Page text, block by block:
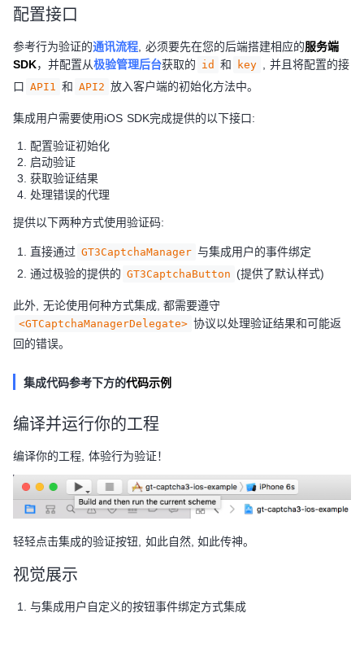
配置接口
参考行为验证的通讯流程 , 必须要先在您的后端搭建相应的服务端
SDK，并配置从极验管理后台获取的 id 和 key
, 并且将配置的接
口 API1 和 API2 放入客户端的初始化方法中。
集成用户需要使用iOS SDK完成提供的以下接口:
配置验证初始化
启动验证
获取验证结果
处理错误的代理
提供以下两种方式使用验证码:
直接通过 GT3CaptchaManager 与集成用户的事件绑定
通过极验的提供的 GT3CaptchaButton (提供了默认样式)
此外, 无论使用何种方式集成, 都需要遵守
<GTCaptchaManagerDelegate> 协议以处理验证结果和可能返
回的错误。
集成代码参考下方的代码示例
编译并运行你的工程
编译你的工程, 体验行为验证！
轻轻点击集成的验证按钮, 如此自然, 如此传神。
视觉展示
与集成用户自定义的按钮事件绑定方式集成